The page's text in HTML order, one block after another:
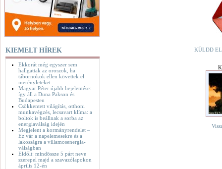
KIEMELT HÍREK
Ekkorát még egyszer sem
hallgattak az oroszok, ha
tábornokok ellen követtek el
merényleteket
Magyar Péter újabb bejelentése:
így áll a Duna Pakson és
Budapesten
Csökkentett világítás, otthoni
munkavégzés, lecsavart klíma: a
boltok is beállnak a sorba az
energiaválság idején
Megjelent a kormányrendelet –
Ez vár a napelemesekre és a
lakosságra a villamosenergia-
válságban
Eldőlt: mindössze 5 párt neve
szerepel majd a szavazólapokon
április 12-én
KÜLDD